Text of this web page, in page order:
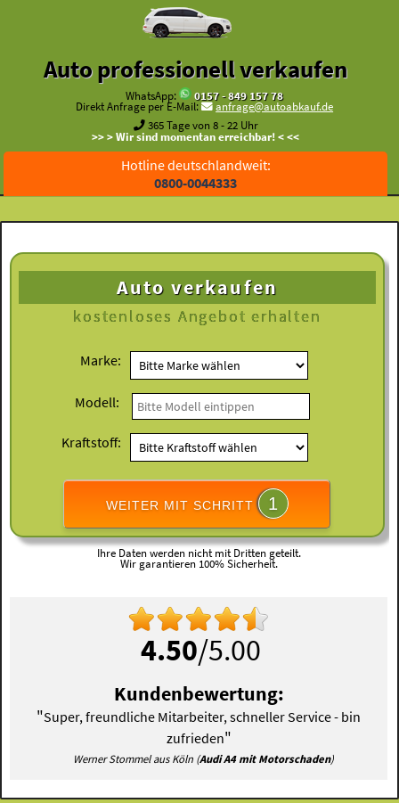
Auto professionell verkaufen
WhatsApp:
0157 - 849 157 78
Direkt Anfrage per E-Mail:
anfrage@autoabkauf.de
365 Tage von 8 - 22 Uhr
>> > Wir sind momentan erreichbar! < <<
Hotline deutschlandweit:
0800-0044333
Auto verkaufen
kostenloses Angebot erhalten
Marke:
Modell:
Kraftstoff:
WEITER MIT SCHRITT 1
Ihre Daten werden nicht mit Dritten geteilt.
Wir garantieren 100% Sicherheit.
4.50/5.00
Kundenbewertung:
"Super, freundliche Mitarbeiter, schneller Service - bin
zufrieden"
Werner Stommel aus Köln (Audi A4 mit Motorschaden)